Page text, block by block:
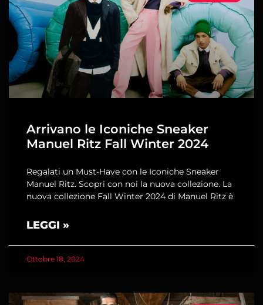
Arrivano le Iconiche Sneaker
Manuel Ritz Fall Winter 2024
Regalati un Must-Have con le Iconiche Sneaker
Manuel Ritz. Scopri con noi la nuova collezione. La
nuova collezione Fall Winter 2024 di Manuel Ritz è
LEGGI »
Ottobre 18, 2024